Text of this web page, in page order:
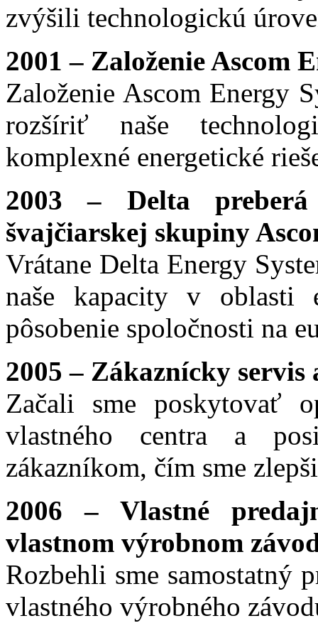
zvýšili technologickú
2001 – Založenie Ascom
Založenie Ascom Energy
rozšíriť naše
komplexné energetické
2003 – Delta
švajčiarskej skupiny
Vrátane Delta Energy
naše kapacity v oblasti
pôsobenie spoločnosti na
2005 – Zákaznícky
Začali sme poskytovať
vlastného centra a
zákazníkom, čím sme
2006 – Vlastné
vlastnom výrobnom
Rozbehli sme samostatný
vlastného výrobného